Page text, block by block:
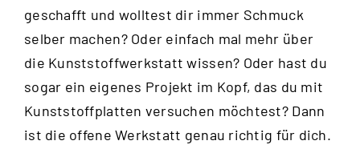
geschafft und wolltest dir immer Schmuck
selber machen? Oder einfach mal mehr über
die Kunststoffwerkstatt wissen? Oder hast du
sogar ein eigenes Projekt im Kopf, das du mit
Kunststoffplatten versuchen möchtest? Dann
ist die offene Werkstatt genau richtig für dich.